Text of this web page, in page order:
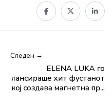
Следен →
ELENA LUKA го
лансираше хит фустанот
кој создава магнетна пр...